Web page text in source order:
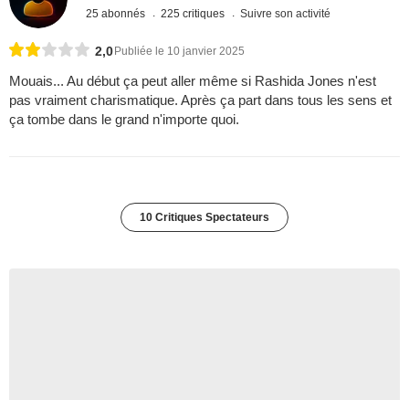
25 abonnés 225 critiques Suivre son activité
2,0 Publiée le 10 janvier 2025
Mouais... Au début ça peut aller même si Rashida Jones n'est
pas vraiment charismatique. Après ça part dans tous les sens et
ça tombe dans le grand n'importe quoi.
10 Critiques Spectateurs